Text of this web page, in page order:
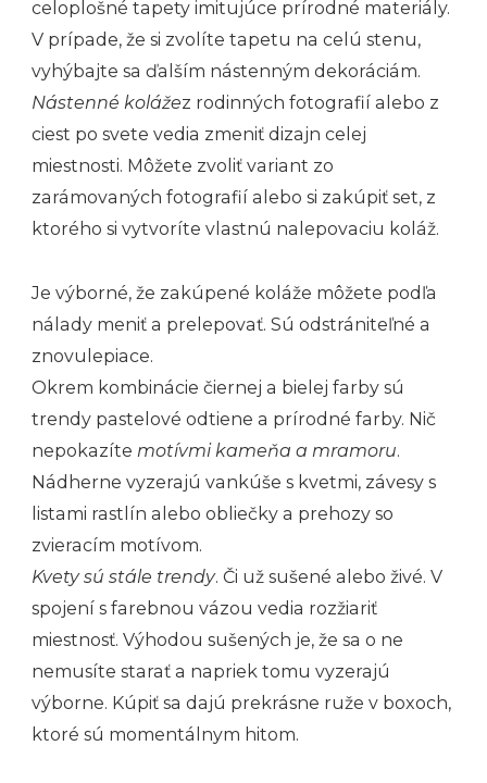
celoplošné tapety imitujúce prírodné materiály.
V prípade, že si zvolíte tapetu na celú stenu,
vyhýbajte sa ďalším nástenným dekoráciám.
Nástenné kolážez rodinných fotografií alebo z
ciest po svete vedia zmeniť dizajn celej
miestnosti. Môžete zvoliť variant zo
zarámovaných fotografií alebo si zakúpiť set, z
ktorého si vytvoríte vlastnú nalepovaciu koláž.
Je výborné, že zakúpené koláže môžete podľa
nálady meniť a prelepovať. Sú odstrániteľné a
znovulepiace.
Okrem kombinácie čiernej a bielej farby sú
trendy pastelové odtiene a prírodné farby. Nič
nepokazíte motívmi kameňa a mramoru.
Nádherne vyzerajú vankúše s kvetmi, závesy s
listami rastlín alebo obliečky a prehozy so
zvieracím motívom.
Kvety sú stále trendy. Či už sušené alebo živé. V
spojení s farebnou vázou vedia rozžiariť
miestnosť. Výhodou sušených je, že sa o ne
nemusíte starať a napriek tomu vyzerajú
výborne. Kúpiť sa dajú prekrásne ruže v boxoch,
ktoré sú momentálnym hitom.